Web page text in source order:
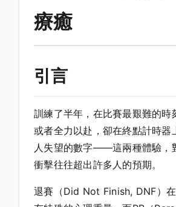
療癒
引言
訓練了半年，在比賽最艱難的時
或者全力以赴，卻在終點計時器
人失望的數字——這兩種體驗，
衝擊往往超出許多人的預期。
退賽（Did Not Finish, DNF）